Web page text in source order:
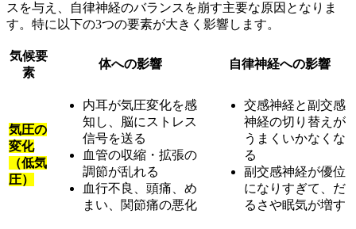
スを与え、自律神経のバランスを崩す主要な原因となりま
す。特に以下の3つの要素が大きく影響します。
気候要
素
体への影響 自律神経への影響
気圧の
変化
（低気
圧）
内耳が気圧変化を感
知し、脳にストレス
信号を送る
血管の収縮・拡張の
調節が乱れる
血行不良、頭痛、め
まい、関節痛の悪化
交感神経と副交感
神経の切り替えが
うまくいかなくな
る
副交感神経が優位
になりすぎて、だ
るさや眠気が増す